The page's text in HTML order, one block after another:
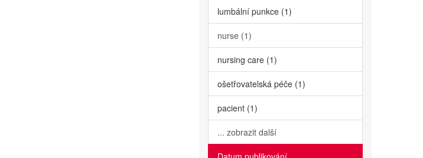
lumbální punkce (1)
nurse (1)
nursing care (1)
ošetřovatelská péče (1)
pacient (1)
... zobrazit další